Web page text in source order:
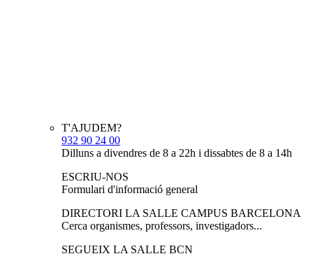
T'AJUDEM?
932 90 24 00
Dilluns a divendres de 8 a 22h i dissabtes de 8 a 14h
ESCRIU-NOS
Formulari d'informació general
DIRECTORI LA SALLE CAMPUS BARCELONA
Cerca organismes, professors, investigadors...
SEGUEIX LA SALLE BCN